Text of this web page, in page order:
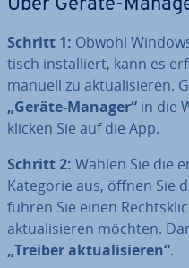
Über Geräte-
Schritt 1: Obwohl
tisch in­stal­liert, kann es
manuell zu ak­tua­li­sie­ren.
„Geräte-Manager“ in die
klicken Sie auf die App.
Schritt 2: Wählen Sie die
Kategorie aus, öffnen Sie
führen Sie einen
ak­tua­li­sie­ren möchten.
„Treiber ak­tua­li­sie­ren“.